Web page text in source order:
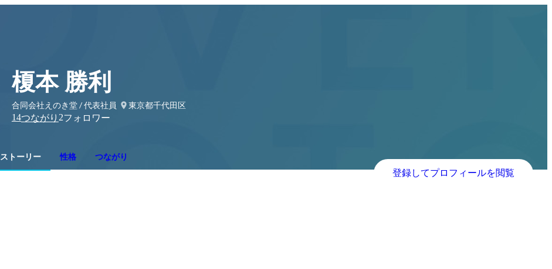
榎本 勝利
合同会社えのき堂 / 代表社員
東京都千代田区
14つながり 2フォロワー
ストーリー 性格 つながり
登録してプロフィールを閲覧